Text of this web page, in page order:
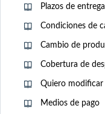
Plazos de
Condiciones de
Cambio de
Cobertura de
Quiero modificar
Medios de pago